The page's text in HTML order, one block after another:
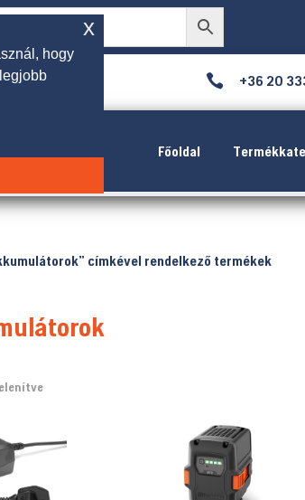
 +36 20
Főoldal
címkével rendelkező termékek
Sorted
hogy
x